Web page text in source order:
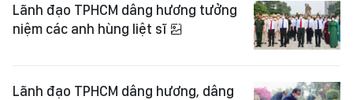
Lãnh đạo TPHCM dâng hương tưởng
niệm các anh hùng liệt sĩ
Lãnh đạo TPHCM dâng hương, dâng